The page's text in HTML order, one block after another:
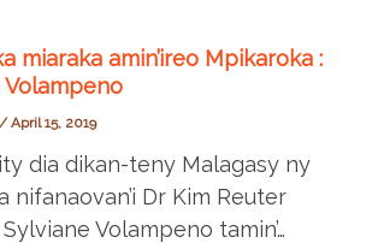
miaraka amin’ireo Mpikaroka :
Volampeno
/April 15, 2019
dia dikan-teny Malagasy ny
nifanaovan’i Dr Kim Reuter
Volampeno tamin’…